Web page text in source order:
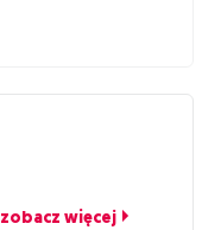
zobacz więcej